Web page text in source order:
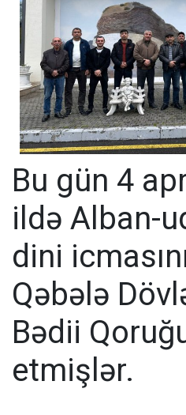
Bu gün 4
ildə Alban-
dini
Qəbələ
Bədii
etmişlər.